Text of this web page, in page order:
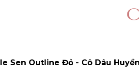
Sen Outline Đỏ - Cô Dâu